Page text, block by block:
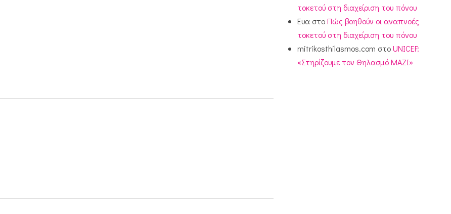
τοκετού στη διαχείριση του πόνου
Ευα στοΠώς βοηθούν οι αναπνοές
τοκετού στη διαχείριση του πόνου
mitrikosthilasmos.com στοUNICEF:
«Στηρίζουμε τον Θηλασμό ΜΑΖΙ»